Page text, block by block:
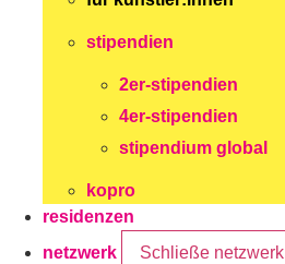
stipendien
2er-stipendien
4er-stipendien
stipendium global
kopro
residenzen
netzwerk
Schließe netzwerk